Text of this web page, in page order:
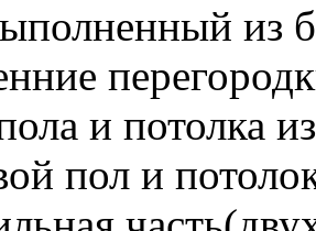
из
и потолка
пол и